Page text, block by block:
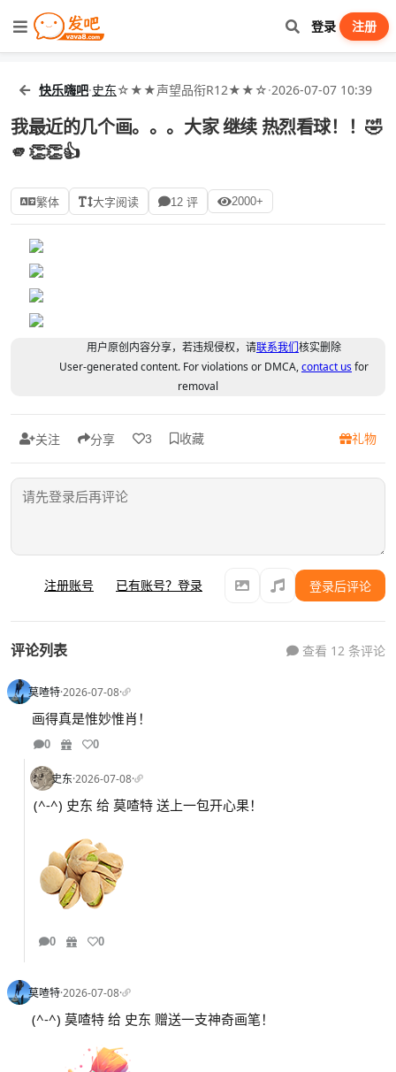
登录 注册
快乐嗨吧·史东☆★★声望品衔R12★★☆·2026-07-07 10:39
我最近的几个画。。。大家 继续 热烈看球！！🤣
🫵👏👏👍
繁体 大字阅读 12 评 2000+
用户原创内容分享，若违规侵权，请联系我们核实删除
User-generated content. For violations or DMCA,contact usfor
removal
关注 分享 3 收藏 礼物
注册账号 已有账号？登录 登录后评论
评论列表 查看 12 条评论
莫喳特·2026-07-08·
画得真是惟妙惟肖！
0 0
史东·2026-07-08·
(^-^) 史东 给 莫喳特 送上一包开心果！
0 0
莫喳特·2026-07-08·
(^-^) 莫喳特 给 史东 赠送一支神奇画笔！